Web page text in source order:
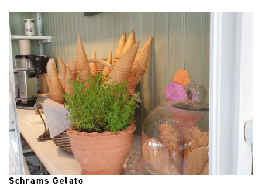
Schrams Gelato